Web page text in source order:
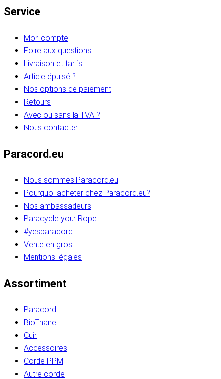
Service
Mon compte
Foire aux questions
Livraison et tarifs
Article épuisé ?
Nos options de paiement
Retours
Avec ou sans la TVA ?
Nous contacter
Paracord.eu
Nous sommes Paracord.eu
Pourquoi acheter chez Paracord.eu?
Nos ambassadeurs
Paracycle your Rope
#yesparacord
Vente en gros
Mentions légales
Assortiment
Paracord
BioThane
Cuir
Accessoires
Corde PPM
Autre corde